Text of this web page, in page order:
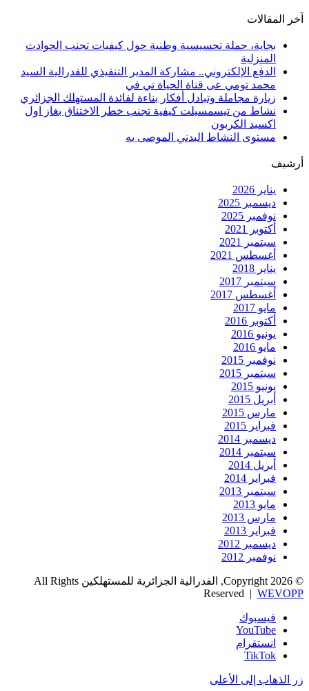
آخر المقالات
بجاية، حملة تحسيسية وطنية حول كيفيات تجنب الحوادث
المنزلية
الدفع الإلكتروني.. مشاركة المدير التنفيذي للفدرالية السيد
محمد تومي عى قناة الحياة تي في
زيارة مجاملة وتبادل أفكار بناءة لفائدة المستهلك الجزائري
نشاط من تيسمسيلت كيفية تجنب خطر الاختناق بغاز اول
اكسيد الكربون
مستوى النشاط البدني الموصى به
أرشيف
يناير 2026
ديسمبر 2025
نوفمبر 2025
أكتوبر 2021
سبتمبر 2021
أغسطس 2021
يناير 2018
سبتمبر 2017
أغسطس 2017
مايو 2017
أكتوبر 2016
يونيو 2016
مايو 2016
نوفمبر 2015
سبتمبر 2015
يونيو 2015
أبريل 2015
مارس 2015
فبراير 2015
ديسمبر 2014
سبتمبر 2014
أبريل 2014
فبراير 2014
سبتمبر 2013
مايو 2013
مارس 2013
فبراير 2013
ديسمبر 2012
نوفمبر 2012
© Copyright 2026, الفدرالية الجزائرية للمستهلكين All Rights
Reserved | WEVOPP
فيسبوك
‫YouTube
انستقرام
‫TikTok
زر الذهاب إلى الأعلى